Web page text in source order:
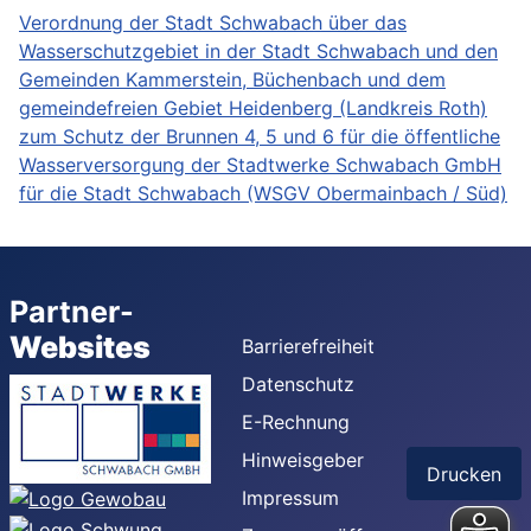
Verordnung der Stadt Schwabach über das
Wasserschutzgebiet in der Stadt Schwabach und den
Gemeinden Kammerstein, Büchenbach und dem
gemeindefreien Gebiet Heidenberg (Landkreis Roth)
zum Schutz der Brunnen 4, 5 und 6 für die öffentliche
Wasserversorgung der Stadtwerke Schwabach GmbH
für die Stadt Schwabach (WSGV Obermainbach / Süd)
Partner-
Websites
Barrierefreiheit
Datenschutz
E-Rechnung
Hinweisgeber
Impressum
Drucken